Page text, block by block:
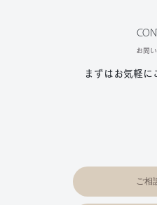
お問
まずはお気軽に
ご相